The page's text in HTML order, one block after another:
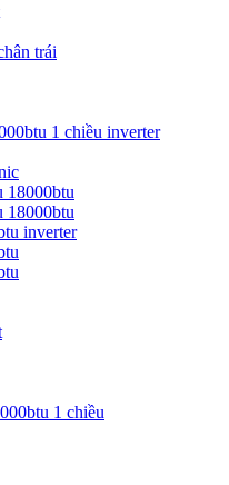
trái
1 chiều inverter
18000btu
18000btu
inverter
1 chiều